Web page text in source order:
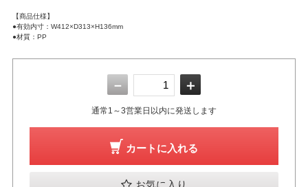
【商品仕様】
●有効内寸：W412×D313×H136mm
●材質：PP
－ ＋
通常1～3営業日以内に発送します
カートに入れる
お気に入り